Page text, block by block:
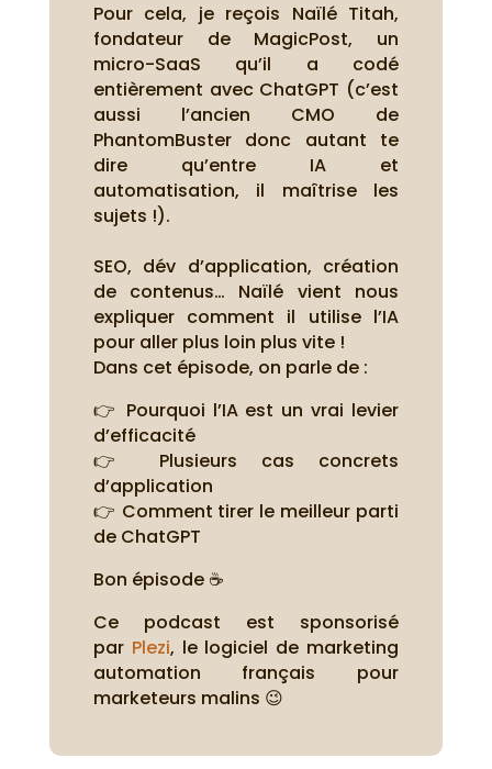
Pour cela, je reçois Naïlé Titah,
fondateur de MagicPost, un
micro-SaaS qu’il a codé
entièrement avec ChatGPT (c’est
aussi l’ancien CMO de
PhantomBuster donc autant te
dire qu’entre IA et
automatisation, il maîtrise les
sujets !).
SEO, dév d’application, création
de contenus… Naïlé vient nous
expliquer comment il utilise l’IA
pour aller plus loin plus vite !
Dans cet épisode, on parle de :
👉 Pourquoi l’IA est un vrai levier
d’efficacité
👉 Plusieurs cas concrets
d’application
👉 Comment tirer le meilleur parti
de ChatGPT
Bon épisode ☕
Ce podcast est sponsorisé
par Plezi, le logiciel de marketing
automation français pour
marketeurs malins 😉